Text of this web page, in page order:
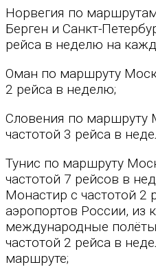
Норвегия по
Берген и Санкт-
рейса в неделю на
Оман по маршруту
2 рейса в неделю;
Словения по маршруту
частотой 3 рейса в
Тунис по маршруту
частотой 7 рейсов в
Монастир с частотой 2
аэропортов России, из
международные
частотой 2 рейса в
маршруте;